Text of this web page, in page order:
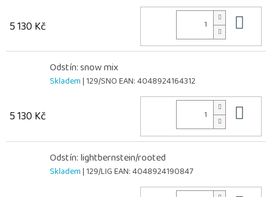
5 130 Kč
Odstín: snow mix
Skladem| 129/SNOEAN:4048924164312
5 130 Kč
Odstín: lightbernstein/rooted
Skladem| 129/LIGEAN:4048924190847